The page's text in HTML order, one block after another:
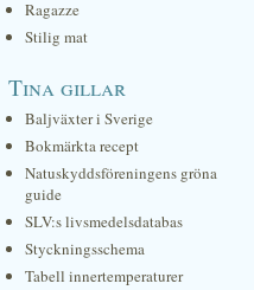
Ragazze
Stilig mat
Tina gillar
Baljväxter i Sverige
Bokmärkta recept
Natuskyddsföreningens gröna
guide
SLV:s livsmedelsdatabas
Styckningsschema
Tabell innertemperaturer